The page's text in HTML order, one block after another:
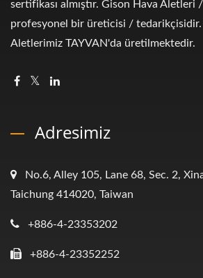
sertifikası almıştır. Gison Hava
profesyonel bir üreticisi / tedarikçisidir.
Aletlerimiz TAYVAN'da üretilmektedir.
Adresimiz
No.6, Alley 105, Lane 68, Sec. 2,
Taichung 414020, Taiwan
+886-4-23353202
+886-4-23352252